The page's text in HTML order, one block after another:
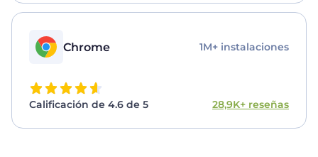
Chrome 1M+ instalaciones
Calificación de 4.6 de 5 28,9K+ reseñas